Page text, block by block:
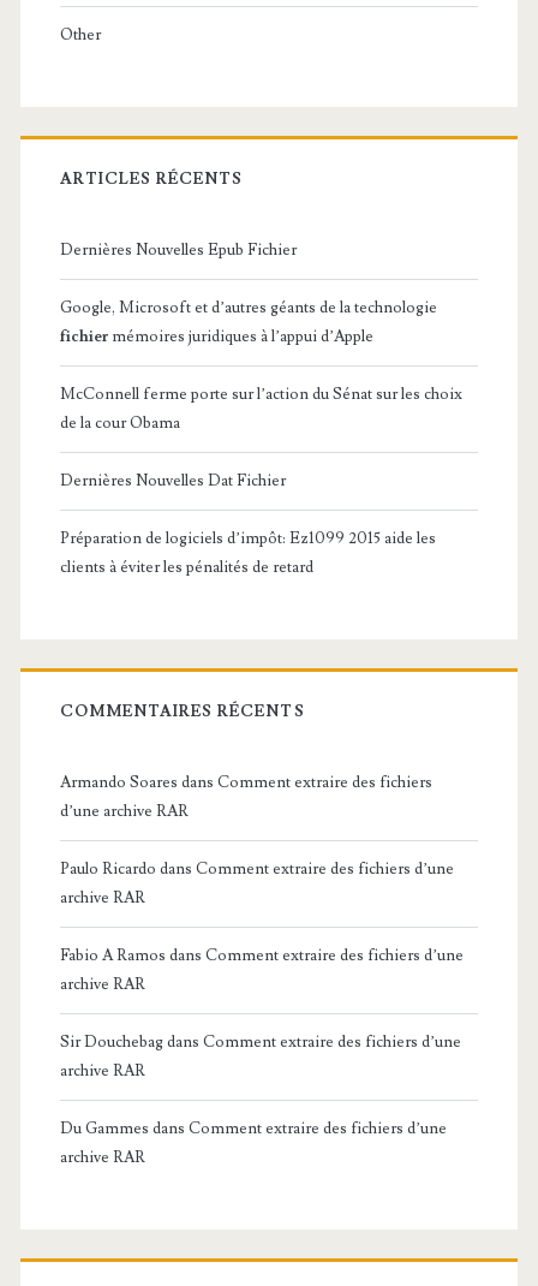
Other
ARTICLES RÉCENTS
Dernières Nouvelles Epub Fichier
Google, Microsoft et d’autres géants de la technologie
fichier mémoires juridiques à l’appui d’Apple
McConnell ferme porte sur l’action du Sénat sur les choix
de la cour Obama
Dernières Nouvelles Dat Fichier
Préparation de logiciels d’impôt: Ez1099 2015 aide les
clients à éviter les pénalités de retard
COMMENTAIRES RÉCENTS
Armando Soares dans Comment extraire des fichiers
d’une archive RAR
Paulo Ricardo dans Comment extraire des fichiers d’une
archive RAR
Fabio A Ramos dans Comment extraire des fichiers d’une
archive RAR
Sir Douchebagdans Comment extraire des fichiers d’une
archive RAR
Du Gammes dans Comment extraire des fichiers d’une
archive RAR